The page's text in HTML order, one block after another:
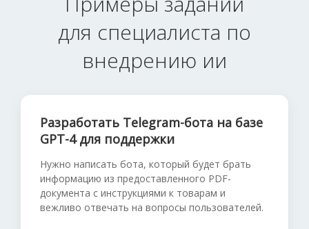
для специалиста по
внедрению ии
Разработать Telegram-бота на базе
GPT-4 для поддержки
Нужно написать бота, который будет брать
информацию из предоставленного PDF-
документа с инструкциями к товарам и
вежливо отвечать на вопросы пользователей.